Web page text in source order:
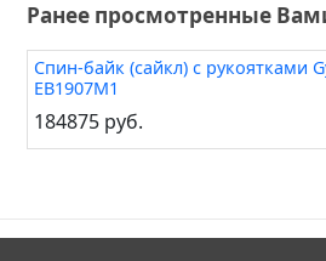
Ранее просмотренные
Спин-байк (сайкл) с рукоятками
EB1907M1
184875 руб.